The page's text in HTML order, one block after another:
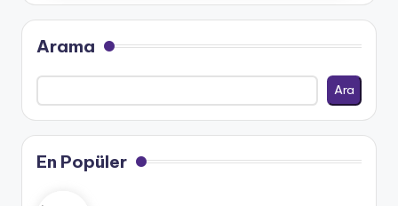
Arama
Ara
En Popüler